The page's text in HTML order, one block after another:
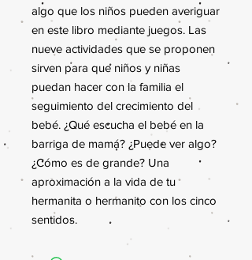
algo que los niños pueden averiguar
en este libro mediante juegos. Las
nueve actividades que se proponen
sirven para que niños y niñas
puedan hacer con la familia el
seguimiento del crecimiento del
bebé. ¿Qué escucha el bebé en la
barriga de mamá? ¿Puede ver algo?
¿Cómo es de grande? Una
aproximación a la vida de tu
hermanita o hermanito con los cinco
sentidos.